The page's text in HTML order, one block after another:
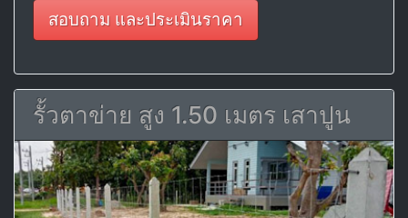
สอบถาม และประเมินราคา
รั้วตาข่าย สูง 1.50 เมตร เสาปูน